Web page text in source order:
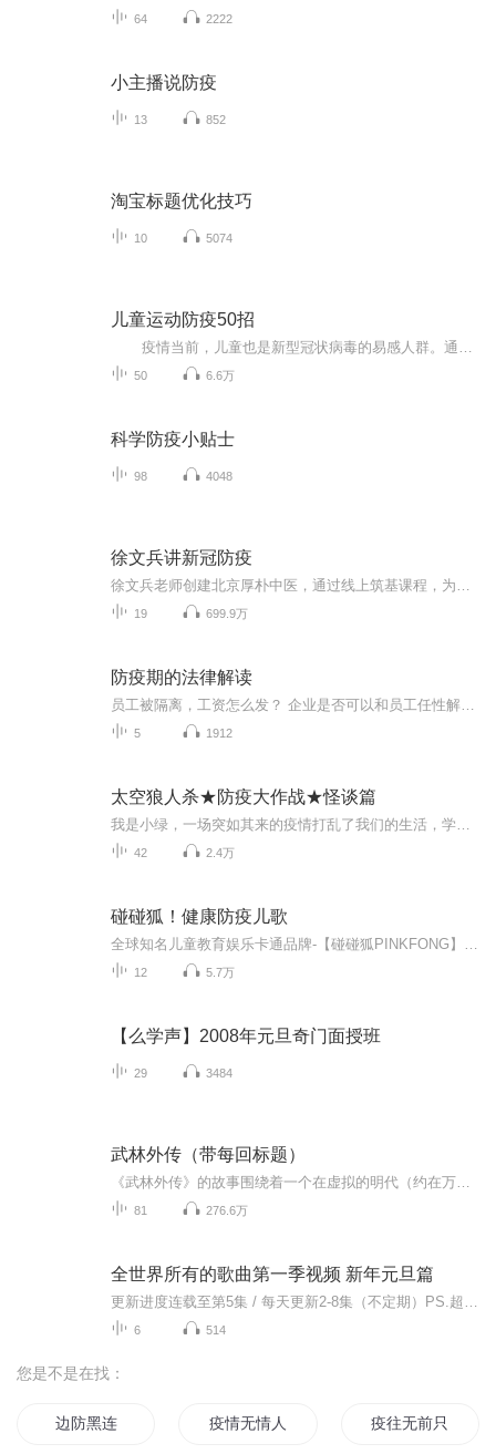
64 2222
小主播说防疫
13 852
淘宝标题优化技巧
10 5074
儿童运动防疫50招
50 6.6万
科学防疫小贴士
98 4048
徐文兵讲新冠防疫
19 699.9万
防疫期的法律解读
5 1912
太空狼人杀★防疫大作战★怪谈篇
42 2.4万
碰碰狐！健康防疫儿歌
12 5.7万
【么学声】2008年元旦奇门面授班
29 3484
武林外传（带每回标题）
81 276.6万
全世界所有的歌曲第一季视频 新年元旦篇
6 514
您是不是在找：
边防黑连 疫情无情人有情 疫往无前只为你